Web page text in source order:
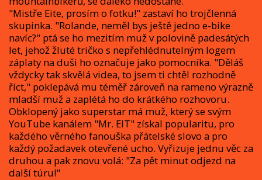
"Mistře Eite, prosím o fotku!" zastaví ho trojčlenná
skupinka. "Rolande, neměl bys ještě jedno e-bike
navíc?" ptá se ho mezitím muž v polovině padesátých
let, jehož žluté tričko s nepřehlédnutelným logem
záplaty na duši ho označuje jako pomocníka. "Děláš
vždycky tak skvělá videa, to jsem ti chtěl rozhodně
říct," poklepává mu téměř zároveň na rameno výrazně
mladší muž a zaplétá ho do krátkého rozhovoru.
Obklopený jako superstar má muž, který se svým
YouTube kanálem "Mr. EIT" získal popularitu, pro
každého věrného fanouška přátelské slovo a pro
každý požadavek otevřené ucho. Vyřizuje jednu věc za
druhou a pak znovu volá: "Za pět minut odjezd na
další túru!"